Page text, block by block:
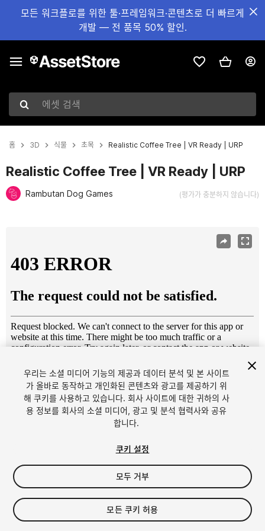
모든 워크플로를 위한 툴·프레임워크·콘텐츠로 더 빠르게
개발 — 전 품목 50% 할인.
에셋 검색
홈 3D 식물 초목 Realistic Coffee Tree | VR Ready | URP
Realistic Coffee Tree | VR Ready | URP
Rambutan Dog Games (평가가 충분하지 않습니다)
1/8
$4.99
세금/부가세는 결제 시 반영됩니다.
우리는 소셜 미디어 기능의 제공과 데이터 분석 및 본 사이트
가 올바로 동작하고 개인화된 콘텐츠와 광고를 제공하기 위
해 쿠키를 사용하고 있습니다. 회사 사이트에 대한 귀하의 사
용 정보를 회사의 소셜 미디어, 광고 및 분석 협력사와 공유
합니다.
쿠키 설정
모두 거부
모든 쿠키 허용